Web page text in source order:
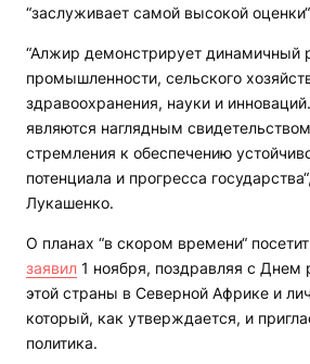
“заслуживает самой высокой
“Алжир демонстрирует динамичный
промышленности, сельского
здравоохранения, науки и
являются наглядным
стремления к обеспечению
потенциала и прогресса
Лукашенко.
О планах “в скором времени“
заявил 1 ноября, поздравляя с Днем
этой страны в Северной Африке и
который, как утверждается, и
политика.